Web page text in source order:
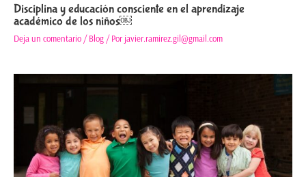
Disciplina y educación consciente en el aprendizaje
académico de los niños￼
Deja un comentario /Blog / Por javier.ramirez.gil@gmail.com